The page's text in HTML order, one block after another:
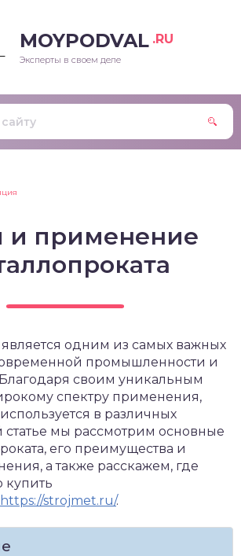
MOYPODVAL .RU
Эксперты в своем деле
и применение
одним из самых важных
промышленности и
Благодаря своим уникальным
спектру применения,
в различных
статье мы рассмотрим основные
его преимущества и
а также расскажем, где
https://strojmet.ru/.